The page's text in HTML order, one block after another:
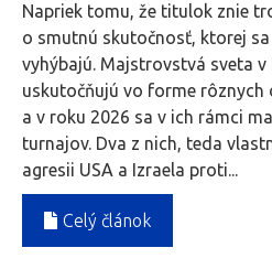
Napriek tomu, že titulok znie
o smutnú skutočnosť, ktorej
vyhýbajú. Majstrovstvá sveta
uskutočňujú vo forme
a v roku 2026 sa v ich rámci
turnajov. Dva z nich, teda
agresii USA a Izraela proti...
Celý článok